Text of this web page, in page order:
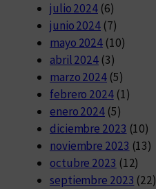
julio 2024 (6)
junio 2024 (7)
mayo 2024 (10)
abril 2024 (3)
marzo 2024 (5)
febrero 2024(1)
enero 2024 (5)
diciembre 2023 (10)
noviembre 2023 (13)
octubre 2023 (12)
septiembre 2023 (22)